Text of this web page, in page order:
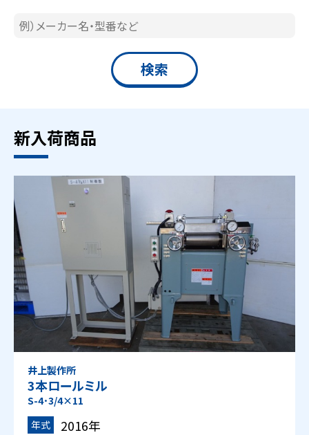
新入荷商品
井上製作所
3本ロールミル
S-4･3/4×11
年式
2016年